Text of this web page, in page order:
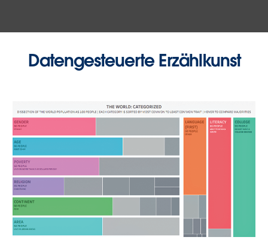
Datengesteuerte Erzählkunst